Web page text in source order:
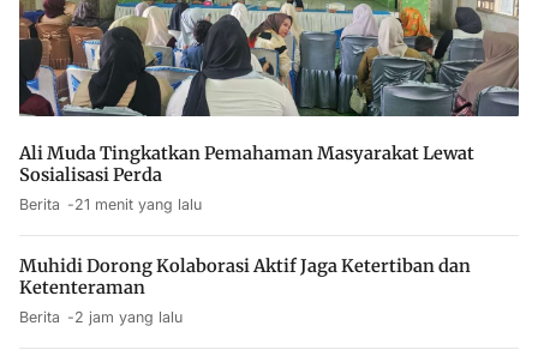
Ali Muda Tingkatkan Pemahaman Masyarakat Lewat
Sosialisasi Perda
Berita 21 menit yang lalu
Muhidi Dorong Kolaborasi Aktif Jaga Ketertiban dan
Ketenteraman
Berita 2 jam yang lalu